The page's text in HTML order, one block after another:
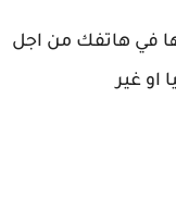
في هاتفك من اجل
او غير